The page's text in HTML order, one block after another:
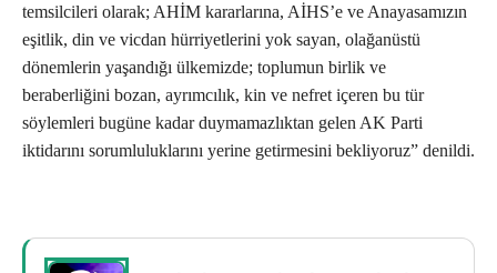
temsilcileri olarak; AHİM kararlarına, AİHS’e ve Anayasamızın
eşitlik, din ve vicdan hürriyetlerini yok sayan, olağanüstü
dönemlerin yaşandığı ülkemizde; toplumun birlik ve
beraberliğini bozan, ayrımcılık, kin ve nefret içeren bu tür
söylemleri bugüne kadar duymamazlıktan gelen AK Parti
iktidarını sorumluluklarını yerine getirmesini bekliyoruz” denildi.